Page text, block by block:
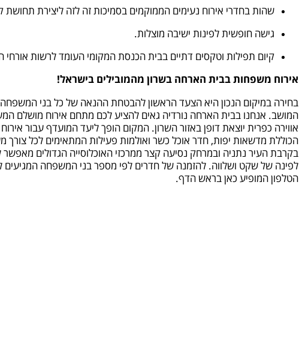
שהות בחדרי אירוח נעימים הממוקמים בסמיכות זה לזה ליצירת
גישה חופשית לפינות ישיבה מוצלות.
קיום תפילות וטקסים דתיים בבית הכנסת המקומי העומד לרשות אורחי
אירוח משפחות בבית הארחה בשרון מהמובילים בישראל!
בחירה במיקום הנכון היא הצעד הראשון להבטחת ההנאה של כל בני
אווירה כפרית יוצאת דופן באזור השרון. המקום הופך ליעד המועדף עבור
הכוללת מדשאות יפות, חדר אוכל כשר ואולמות פעילות המתאימים לכל צורך
בקרבת העיר נתניה ובמרחק נסיעה קצר ממרכזי האוכלוסייה הגדולים מאפשר
לפינה של שקט ושלווה. להזמנה של חדרים לפי מספר בני המשפחה המגיעים
הטלפון המופיע כאן בראש הדף.